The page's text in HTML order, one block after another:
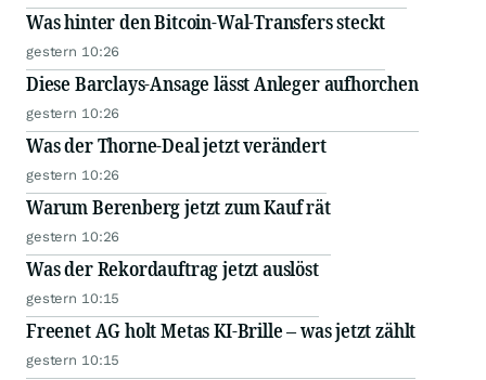
Was hinter den Bitcoin-Wal-Transfers steckt
gestern 10:26
Diese Barclays-Ansage lässt Anleger aufhorchen
gestern 10:26
Was der Thorne-Deal jetzt verändert
gestern 10:26
Warum Berenberg jetzt zum Kauf rät
gestern 10:26
Was der Rekordauftrag jetzt auslöst
gestern 10:15
Freenet AG holt Metas KI-Brille – was jetzt zählt
gestern 10:15